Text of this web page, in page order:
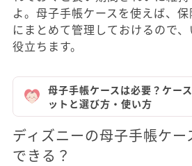
よ。母子手帳ケースを使えば、
にまとめて管理しておけるので
役立ちます。
母子手帳ケースは必要？ケー
ットと選び方・使い方
ディズニーの母子手帳ケー
できる？